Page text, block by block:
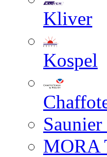
Kliver
Kospel
MORA